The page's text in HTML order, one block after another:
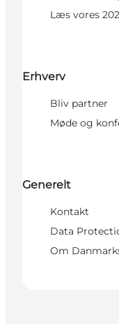
Læs vores
Erhverv
Bliv partner
Møde og
Generelt
Kontakt
Data
Om